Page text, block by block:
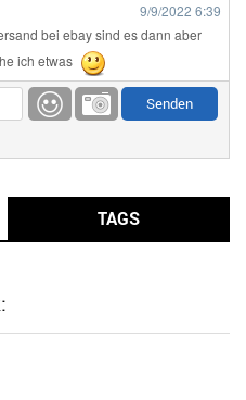
9/9/2022 6:39
bei ebay sind es dann aber
ich etwas
9/1/20226:17
8/31/20227:10
TAGS